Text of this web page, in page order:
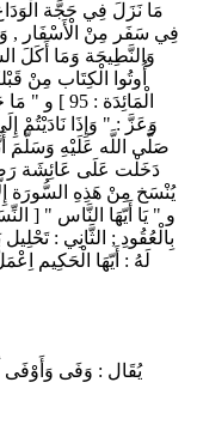
فِي سَفَر مِنْ الْأَسْفَار ,
صَلَّى اللَّه عَلَيْهِ وَسَلَّمَ
دَخَلْت عَلَى عَائِشَة
بِالْعُقُودِ ; الثَّانِي :
لَهُ : أَيّهَا الْحَكِيم